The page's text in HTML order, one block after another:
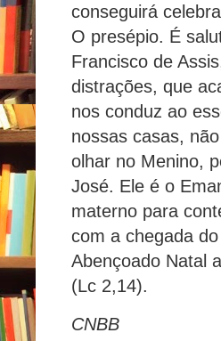
conseguirá
O presépio. É
Francisco de
distrações, que
nos conduz ao
nossas casas,
olhar no Menino,
José. Ele é o
materno para
com a chegada
Abençoado Natal
(Lc 2,14).
CNBB